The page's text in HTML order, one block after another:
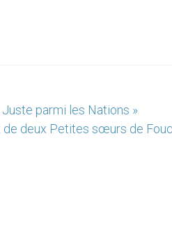
parmi les Nations »
de deux Petites sœurs de